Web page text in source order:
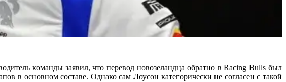
команды заявил, что перевод новозеландца обратно в Racing Bulls был
в основном составе. Однако сам Лоусон категорически не согласен с такой